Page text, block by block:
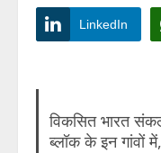
LinkedIn
विकसित भारत
ब्लॉक के इन गांवों